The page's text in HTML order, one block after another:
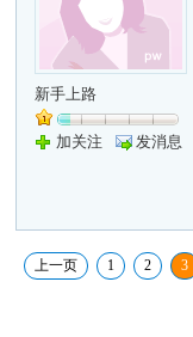
新手上路
加关注 发消息
上一页 1 2 3